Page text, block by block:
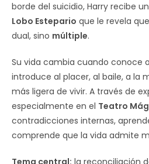
borde del suicidio, Harry recibe
Lobo Estepario que le revela
dual, sino múltiple.
Su vida cambia cuando conoce a
introduce al placer, al baile, a la
más ligera de vivir. A través de
especialmente en el Teatro
contradicciones internas,
comprende que la vida admite